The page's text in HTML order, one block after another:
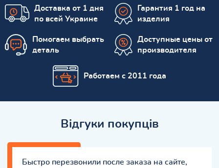
Доставка от 1 дня
по всей Украине
Гарантия 1 год на
изделия
Помогаем выбрать
деталь
Доступные цены от
производителя
Работаем с 2011 года
Відгуки покупців
Быстро перезвонили после заказа на сайте,